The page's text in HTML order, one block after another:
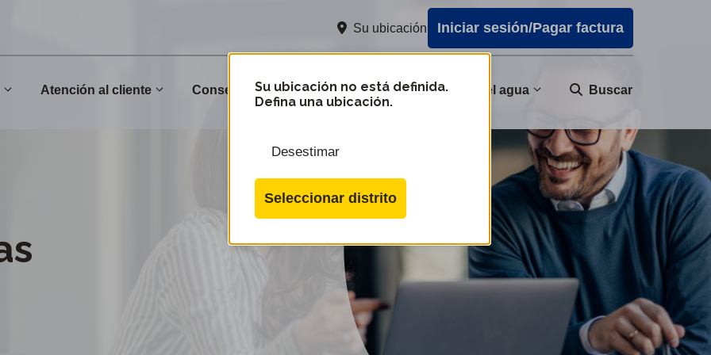
Su ubicación Iniciar sesión/Pagar factura
Atención al cliente Conservación Comunidad Calidad del agua Buscar
Su ubicación no está definida.
Defina una ubicación.
Desestimar
Seleccionar distrito